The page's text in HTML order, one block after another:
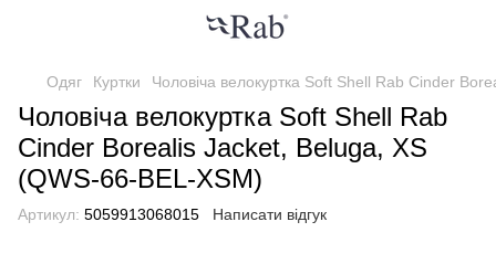
Одяг Куртки Чоловіча велокуртка Soft Shell Rab Cinder
Чоловіча велокуртка Soft Shell Rab
Cinder Borealis Jacket, Beluga, XS
(QWS-66-BEL-XSM)
Артикул: 5059913068015 Написати відгук